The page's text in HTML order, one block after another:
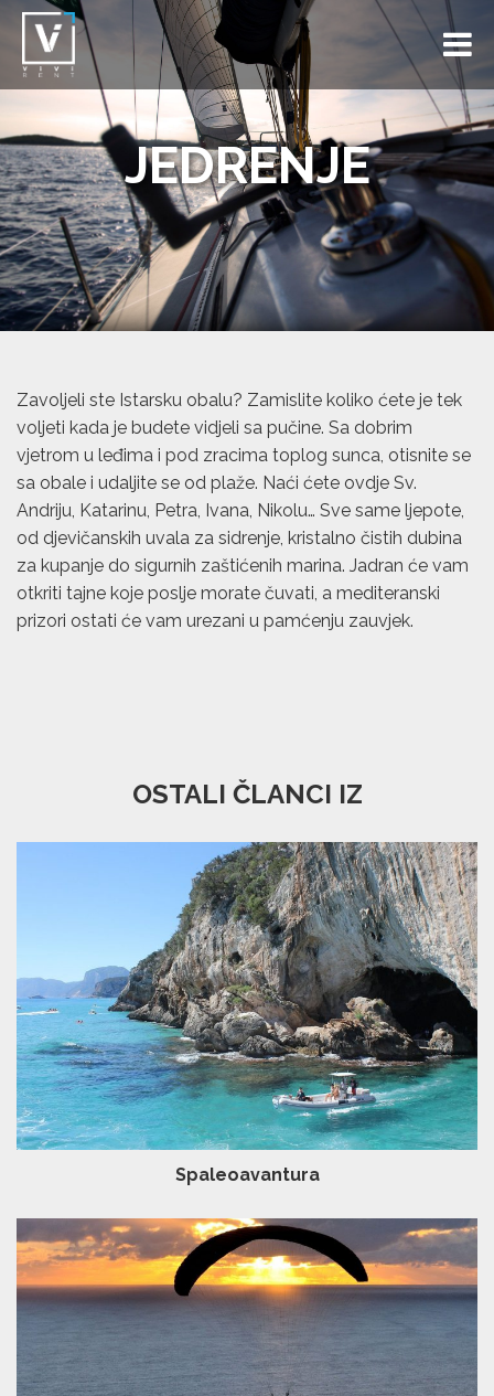
JEDRENJE
Zavoljeli ste Istarsku obalu? Zamislite koliko ćete je tek
voljeti kada je budete vidjeli sa pučine. Sa dobrim
vjetrom u leđima i pod zracima toplog sunca, otisnite se
sa obale i udaljite se od plaže. Naći ćete ovdje Sv.
Andriju, Katarinu, Petra, Ivana, Nikolu… Sve same ljepote,
od djevičanskih uvala za sidrenje, kristalno čistih dubina
za kupanje do sigurnih zaštićenih marina. Jadran će vam
otkriti tajne koje poslje morate čuvati, a mediteranski
prizori ostati će vam urezani u pamćenju zauvjek.
OSTALI ČLANCI IZ
Spaleoavantura